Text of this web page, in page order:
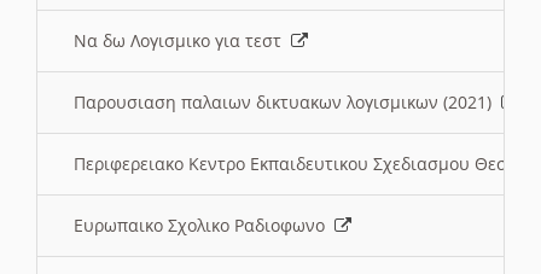
Να δω Λογισμικο για τεστ
Παρουσιαση παλαιων δικτυακων λογισμικων (2021)
Περιφερειακο Κεντρο Εκπαιδευτικου Σχεδιασμου
Ευρωπαικο Σχολικο Ραδιοφωνο